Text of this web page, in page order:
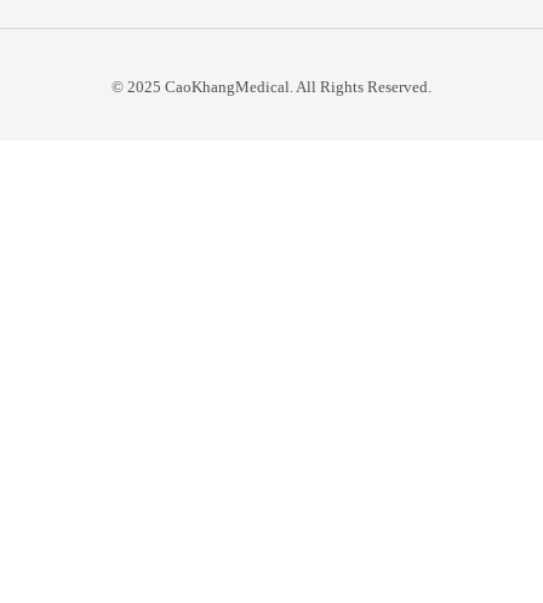
© 2025 CaoKhangMedical. All Rights Reserved.